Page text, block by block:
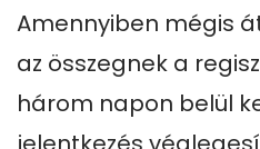
Amennyiben mégis
az összegnek a
három napon belül